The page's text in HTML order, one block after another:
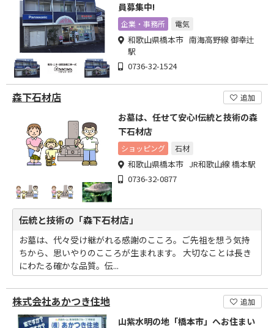
員募集中!
企業・事務所 電気
和歌山県橋本市 南海高野線 御幸辻
駅
0736-32-1524
森下石材店 追加
お墓は、任せて安心!伝統と技術の森
下石材店
ショッピング 石材
和歌山県橋本市 JR和歌山線 橋本駅
0736-32-0877
伝統と技術の「森下石材店」
お墓は、代々受け継がれる感謝のこころ。ご先祖を想う気持
ちから、思いやりのこころが生まれます。 大切なことは長き
にわたる確かな品質。伝...
株式会社あかつき住地 追加
山紫水明の地「橋本市」へお住まい